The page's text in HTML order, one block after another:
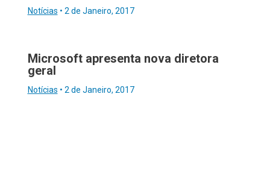
Notícias • 2 de Janeiro, 2017
Microsoft apresenta nova diretora
geral
Notícias • 2 de Janeiro, 2017